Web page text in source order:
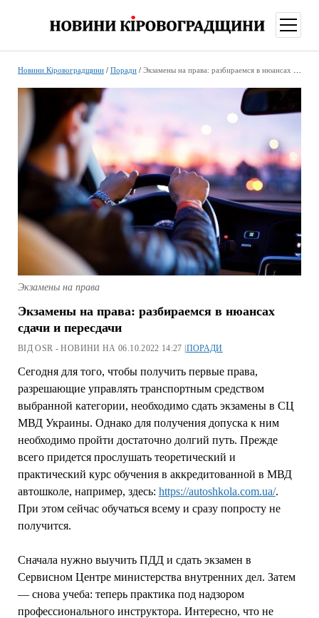
меню
Новини Кіровоградщини/ Поради/ Экзамены на права: разбираемся в нюансах сдачи и пересдачи
Экзамены на права
Экзамены на права: разбираемся в нюансах
сдачи и пересдачи
ВІД OSR - НОВИНИ НА 06.10.2022 14:27 |ПОРАДИ
Сегодня для того, чтобы получить первые права,
разрешающие управлять транспортным средством
выбранной категории, необходимо сдать экзамены в СЦ
МВД Украины. Однако для получения допуска к ним
необходимо пройти достаточно долгий путь. Прежде
всего придется прослушать теоретический и
практический курс обучения в аккредитованной в МВД
автошколе, например, здесь: https://autoshkola.com.ua/.
При этом сейчас обучаться всему и сразу попросту не
получится.
Сначала нужно выучить ПДД и сдать экзамен в
Сервисном Центре министерства внутренних дел. Затем
— снова учеба: теперь практика под надзором
профессионального инструктора. Интересно, что не